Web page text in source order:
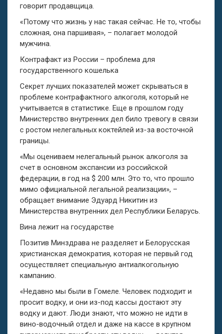
говорит продавщица.
«Потому что жизнь у нас такая сейчас. Не то, чтобы
сложная, она паршивая», – полагает молодой
мужчина.
Контрафакт из России – проблема для
государственного кошелька
Секрет лучших показателей может скрываться в
проблеме контрафактного алкоголя, который не
учитывается в статистике. Еще в прошлом году
Министерство внутренних дел било тревогу в связи
с ростом нелегальных коктейлей из-за восточной
границы.
«Мы оцениваем нелегальный рынок алкоголя за
счет в основном экспансии из российской
федерации, в год на $ 200 млн. Это то, что прошло
мимо официальной легальной реализации», –
обращает внимание Эдуард Никитин из
Министерства внутренних дел Республики Беларусь.
Вина лежит на государстве
Позитив Минздрава не разделяет и Белорусская
христианская демократия, которая не первый год
осуществляет специальную антиалкогольную
кампанию.
«Недавно мы были в Гомеле. Человек подходит и
просит водку, и они из-под кассы достают эту
водку и дают. Люди знают, что можно не идти в
вино-водочный отдел и даже на кассе в крупном